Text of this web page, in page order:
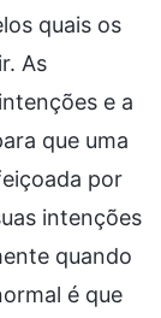
quais os
As
e a
que uma
por
intenções
quando
é que